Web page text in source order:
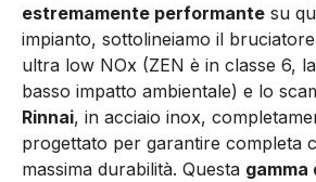
estremamente performante su
impianto, sottolineiamo il
ultra low NOx (ZEN è in classe 6,
basso impatto ambientale) e lo
Rinnai, in acciaio inox,
progettato per garantire completa
massima durabilità. Questa